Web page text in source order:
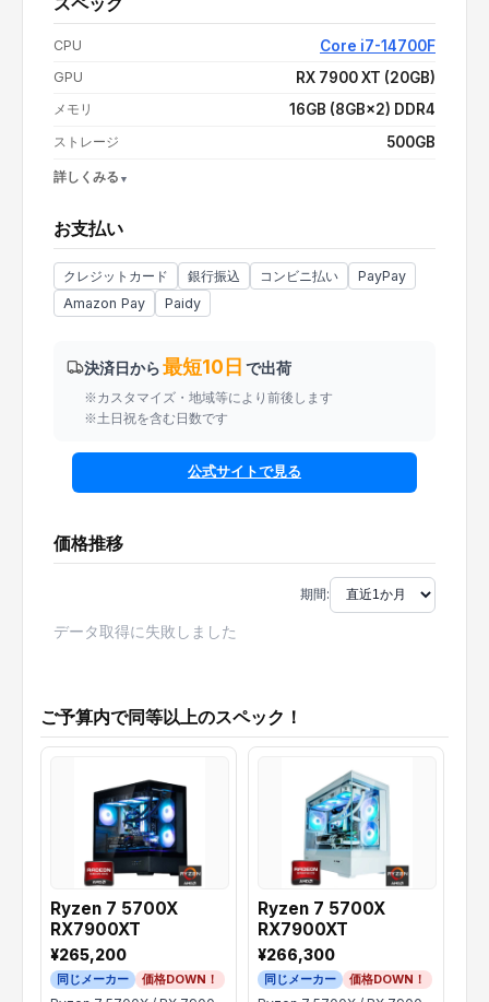
支払い額（値引き・送料込み） ¥329,100
CPU Core i7-14700F
GPU RX 7900 XT (20GB)
メモリ 16GB (8GB×2) DDR4
ストレージ 500GB
詳しくみる
電源
CPUクーラー 空冷
お支払い
クレジットカード 銀行振込 コンビニ払い
PayPay
Amazon Pay
Paidy
決済日から最短10日 で出荷
※カスタマイズ・地域等により前後します
※土日祝を含む日数です
公式サイトで見る
価格推移
期間:
データ取得に失敗しました
ご予算内で同等以上のスペック！
Ryzen 7 5700X
RX7900XT
¥265,200
同じメーカー 価格DOWN！
Ryzen 7 5700X
RX7900XT
¥266,300
同じメーカー 価格DOWN！